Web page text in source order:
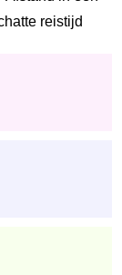
reistijd